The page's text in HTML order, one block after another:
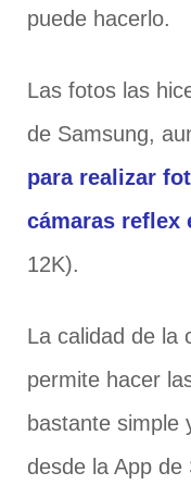
puede hacerlo.
Las fotos las
de Samsung,
para realizar
cámaras reflex
12K).
La calidad de la
permite hacer
bastante simple
desde la App de